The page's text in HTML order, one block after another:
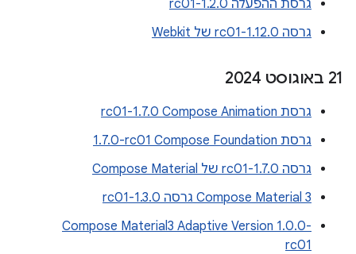
גרסת ההפעלה 1.2.0-rc01
גרסה 1.12.0-rc01 של Webkit
‫21 באוגוסט 2024
גרסת Compose Animation‏ 1.7.0-rc01
גרסת Compose Foundation‏ ‎1.7.0-rc01
גרסה 1.7.0-rc01 של Compose Material
Compose Material 3 גרסה 1.3.0-rc01
Compose Material3 Adaptive Version 1.0.0-
rc01